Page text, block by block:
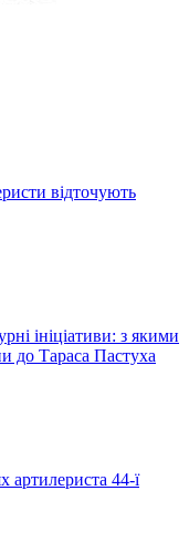
відточують
ініціативи: з якими
до Тараса Пастуха
артилериста 44-ї